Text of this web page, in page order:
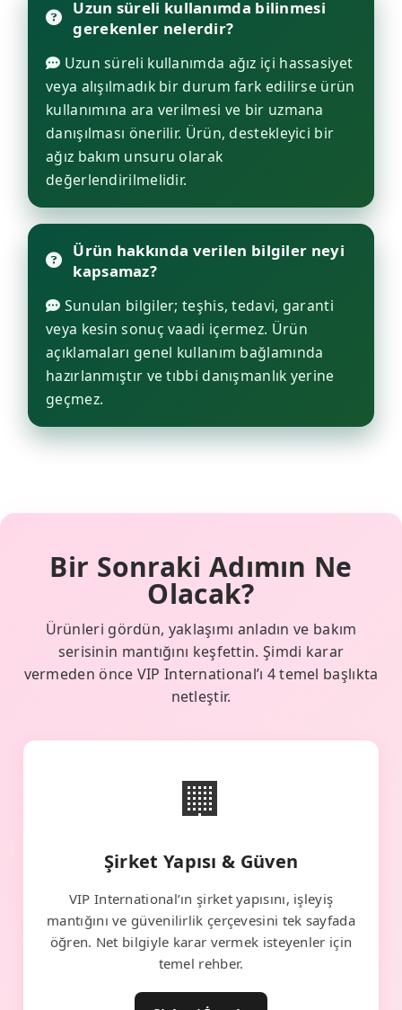
Uzun süreli kullanımda bilinmesi
gerekenler nelerdir?
Uzun süreli kullanımda ağız içi hassasiyet
veya alışılmadık bir durum fark edilirse ürün
kullanımına ara verilmesi ve bir uzmana
danışılması önerilir. Ürün, destekleyici bir
ağız bakım unsuru olarak
değerlendirilmelidir.
Ürün hakkında verilen bilgiler neyi
kapsamaz?
Sunulan bilgiler; teşhis, tedavi, garanti
veya kesin sonuç vaadi içermez. Ürün
açıklamaları genel kullanım bağlamında
hazırlanmıştır ve tıbbi danışmanlık yerine
geçmez.
Bir Sonraki Adımın Ne
Olacak?
Ürünleri gördün, yaklaşımı anladın ve bakım
serisinin mantığını keşfettin. Şimdi karar
vermeden önce VIP International’ı 4 temel başlıkta
netleştir.
🏢
Şirket Yapısı & Güven
VIP International’ın şirket yapısını, işleyiş
mantığını ve güvenilirlik çerçevesini tek sayfada
öğren. Net bilgiyle karar vermek isteyenler için
temel rehber.